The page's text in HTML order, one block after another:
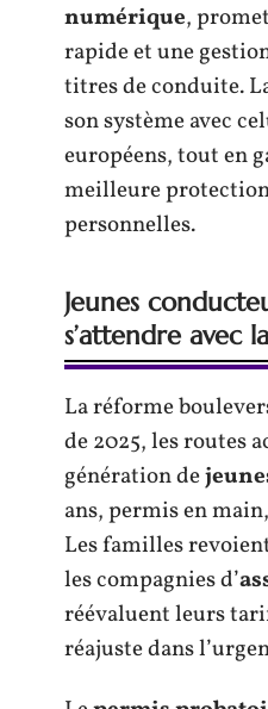
numérique,
rapide et une
titres de conduite.
son système avec
européens, tout en
meilleure
personnelles.
Jeunes
s’attendre avec
La réforme
de 2025, les routes
génération de
ans, permis en
Les familles
les compagnies d’
réévaluent leurs
réajuste dans